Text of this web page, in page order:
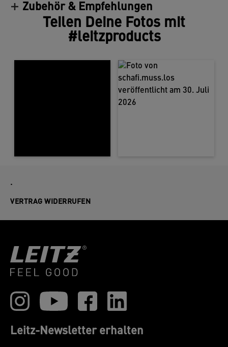
Zubehör & Empfehlungen
Teilen Deine Fotos mit
#leitzproducts
.
VERTRAG WIDERRUFEN
Leitz-Newsletter erhalten